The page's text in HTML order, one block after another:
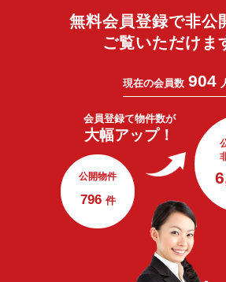
無料会員登録で非公
ご覧いただけま
現在の会員数 904
会員登録で物件数が
大幅アップ！
公開物件
796 件